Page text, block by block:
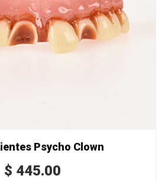
Psycho Clown
$ 445.00